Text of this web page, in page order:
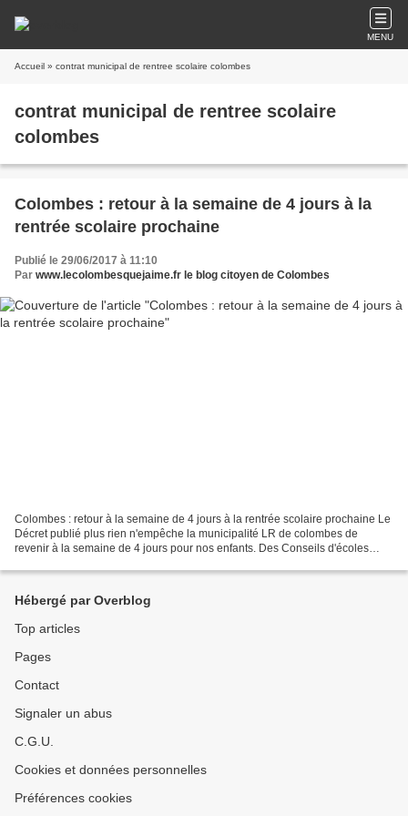
MENU
Accueil » contrat municipal de rentree scolaire colombes
contrat municipal de rentree scolaire
colombes
Colombes : retour à la semaine de 4 jours à la
rentrée scolaire prochaine
Publié le 29/06/2017 à 11:10
Par www.lecolombesquejaime.fr le blog citoyen de Colombes
Colombes : retour à la semaine de 4 jours à la rentrée scolaire prochaine Le
Décret publié plus rien n'empêche la municipalité LR de colombes de
revenir à la semaine de 4 jours pour nos enfants. Des Conseils d'écoles
Hébergé par Overblog
Top articles
Pages
Contact
Signaler un abus
C.G.U.
Cookies et données personnelles
Préférences cookies